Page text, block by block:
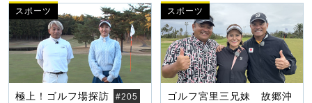
スポーツ
極上！ゴルフ場探訪 #205
スポーツ
ゴルフ宮里三兄妹 故郷沖